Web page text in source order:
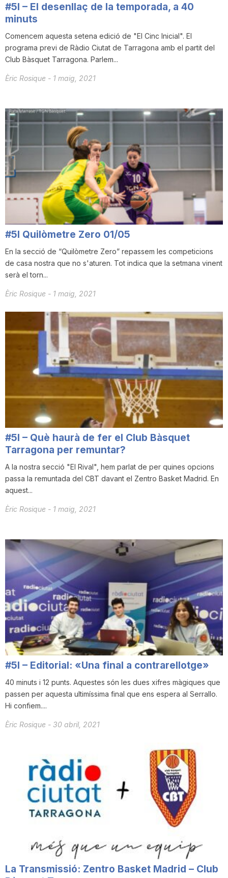
a
r
r
a
o
a
#5I – El desenllaç de la temporada, a 40
minuts
Comencem aquesta setena edició de "El Cinc Inicial". El
programa previ de Ràdio Ciutat de Tarragona amb el partit del
Club Bàsquet Tarragona. Parlem...
Èric Rosique - 1 maig, 2021
#5I Quilòmetre Zero 01/05
En la secció de “Quilòmetre Zero” repassem les competicions
de casa nostra que no s'aturen. Tot indica que la setmana vinent
serà el torn...
Èric Rosique - 1 maig, 2021
#5I – Què haurà de fer el Club Bàsquet
Tarragona per remuntar?
A la nostra secció "El Rival", hem parlat de per quines opcions
passa la remuntada del CBT davant el Zentro Basket Madrid. En
aquest...
Èric Rosique - 1 maig, 2021
#5I – Editorial: «Una final a contrarellotge»
40 minuts i 12 punts. Aquestes són les dues xifres màgiques que
passen per aquesta ultimíssima final que ens espera al Serrallo.
Hi confiem....
Èric Rosique - 30 abril, 2021
La Transmissió: Zentro Basket Madrid – Club